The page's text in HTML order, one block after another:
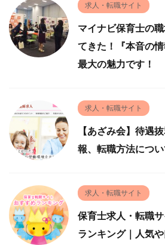
求人・転職サイト
マイナビ保育士の
てきた！『本音の
最大の魅力です！
求人・転職サイト
【あざみ会】待遇
報、転職方法につ
求人・転職サイト
保育士求人・転職
ランキング｜人気